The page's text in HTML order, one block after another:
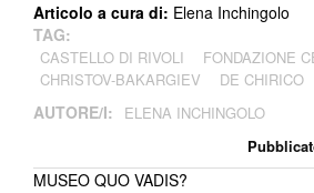
Articolo a cura di: Elena Inchingolo
TAG:
CASTELLO DI RIVOLI
FONDAZIONE
CHRISTOV-BAKARGIEV
DE CHIRICO
AUTORE/I: ELENA INCHINGOLO
MUSEO QUO VADIS?